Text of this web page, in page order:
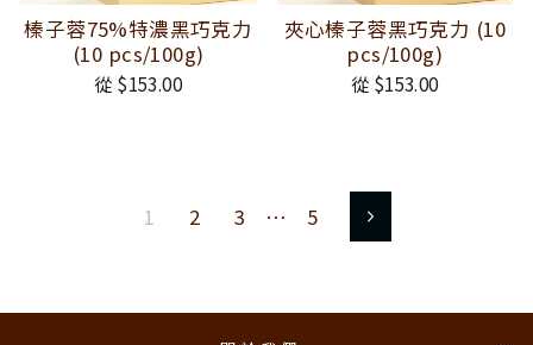
榛子蓉75%特濃黑巧克力
(10 pcs/100g)
從 $153.00
夾心榛子蓉黑巧克力 (10
pcs/100g)
從 $153.00
1 2 3 … 5 下
一